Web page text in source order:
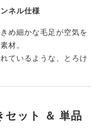
ネル仕様
め細かな毛足が空気を
材。
ているような、とろけ
セット ＆ 単品